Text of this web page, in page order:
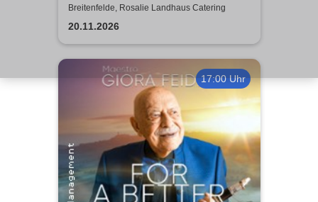
Breitenfelde, Rosalie Landhaus Catering
20.11.2026
17:00 Uhr